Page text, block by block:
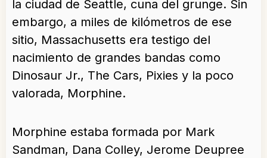
la ciudad de Seattle, cuna del grunge. Sin
embargo, a miles de kilómetros de ese
sitio, Massachusetts era testigo del
nacimiento de grandes bandas como
Dinosaur Jr., The Cars, Pixies y la poco
valorada, Morphine.
Morphine estaba formada por Mark
Sandman, Dana Colley, Jerome Deupree